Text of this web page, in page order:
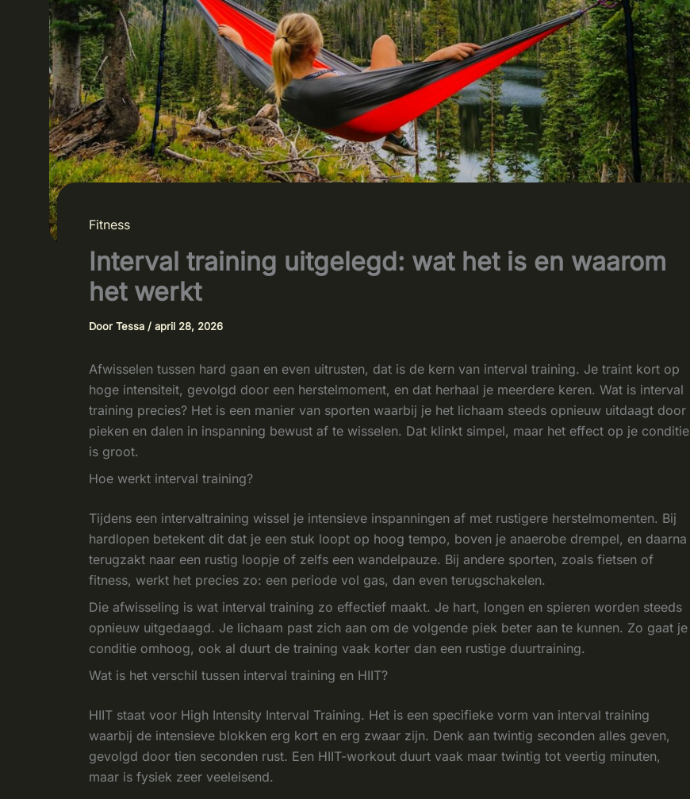
Fitness
Interval training uitgelegd: wat het is en waarom
het werkt
DoorTessa / april 28, 2026
Afwisselen tussen hard gaan en even uitrusten, dat is de kern van interval training. Je traint kort op
hoge intensiteit, gevolgd door een herstelmoment, en dat herhaal je meerdere keren. Wat is interval
training precies? Het is een manier van sporten waarbij je het lichaam steeds opnieuw uitdaagt door
pieken en dalen in inspanning bewust af te wisselen. Dat klinkt simpel, maar het effect op je conditie
is groot.
Hoe werkt interval training?
Tijdens een intervaltraining wissel je intensieve inspanningen af met rustigere herstelmomenten. Bij
hardlopen betekent dit dat je een stuk loopt op hoog tempo, boven je anaerobe drempel, en daarna
terugzakt naar een rustig loopje of zelfs een wandelpauze. Bij andere sporten, zoals fietsen of
fitness, werkt het precies zo: een periode vol gas, dan even terugschakelen.
Die afwisseling is wat interval training zo effectief maakt. Je hart, longen en spieren worden steeds
opnieuw uitgedaagd. Je lichaam past zich aan om de volgende piek beter aan te kunnen. Zo gaat je
conditie omhoog, ook al duurt de training vaak korter dan een rustige duurtraining.
Wat is het verschil tussen interval training en HIIT?
HIIT staat voor High Intensity Interval Training. Het is een specifieke vorm van interval training
waarbij de intensieve blokken erg kort en erg zwaar zijn. Denk aan twintig seconden alles geven,
gevolgd door tien seconden rust. Een HIIT-workout duurt vaak maar twintig tot veertig minuten,
maar is fysiek zeer veeleisend.